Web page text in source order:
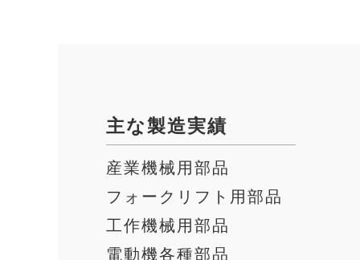
主な製造実績
産業機械用部品
フォークリフト用部品
工作機械用部品
電動機各種部品